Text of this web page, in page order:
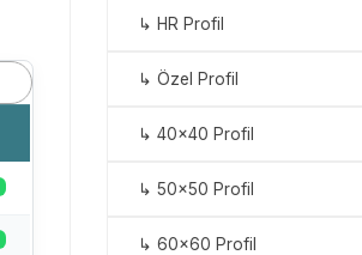
↳ HR Profil
↳ Özel Profil
↳ 40x40 Profil
↳ 50x50 Profil
↳ 60x60 Profil